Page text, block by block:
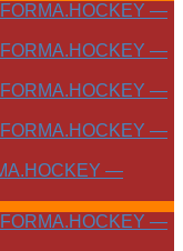
—
—
—
—
—
—